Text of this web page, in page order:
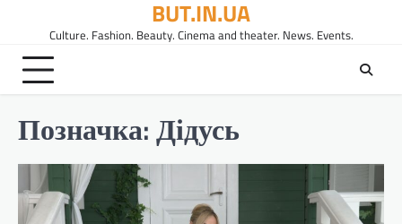
вмісту
BUT.IN.UA
Culture. Fashion. Beauty. Cinema and theater. News. Events.
Позначка:Дідусь